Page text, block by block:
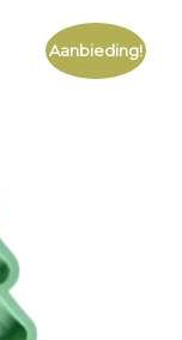
Aanbieding!